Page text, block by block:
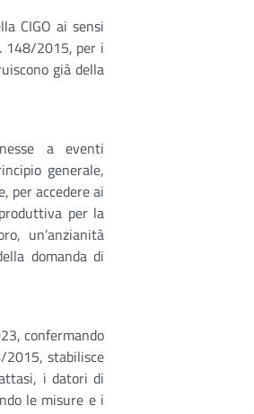
CIGO ai sensi
148/2015, per i
già della
a eventi
generale,
per accedere ai
per la
un’anzianità
domanda di
confermando
2015, stabilisce
i datori di
le misure e i